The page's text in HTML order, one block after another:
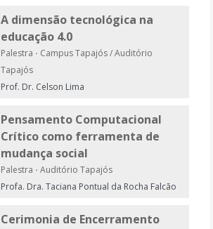
A dimensão tecnológica na
educação 4.0
Palestra · Campus Tapajós / Auditório
Tapajós
Prof. Dr. Celson Lima
Pensamento Computacional
Crítico como ferramenta de
mudança social
Palestra · Auditório Tapajós
Profa. Dra. Taciana Pontual da Rocha Falcão
Cerimonia de Encerramento